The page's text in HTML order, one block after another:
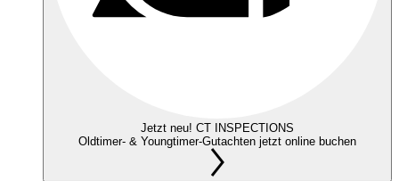
Jetzt neu! CT INSPECTIONS
Oldtimer- & Youngtimer-Gutachten jetzt online buchen